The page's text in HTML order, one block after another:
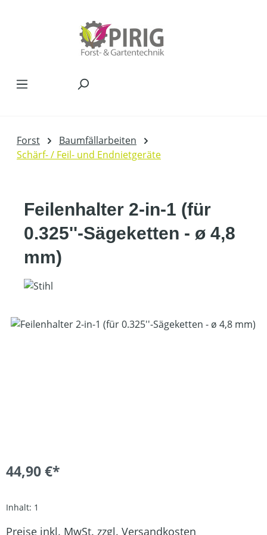
Forst
Baumfällarbeiten
Schärf- / Feil- und Endnietgeräte
Feilenhalter 2-in-1 (für
0.325''-Sägeketten - ø 4,8
mm)
Bildergalerie überspringen
44,90 €*
Inhalt: 1
Preise inkl. MwSt. zzgl. Versandkosten